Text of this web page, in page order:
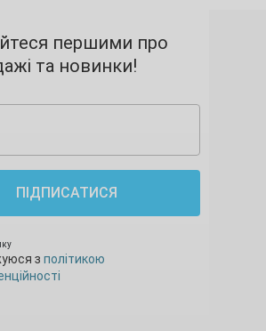
першими про
та новинки!
ПІДПИСАТИСЯ
з політикою